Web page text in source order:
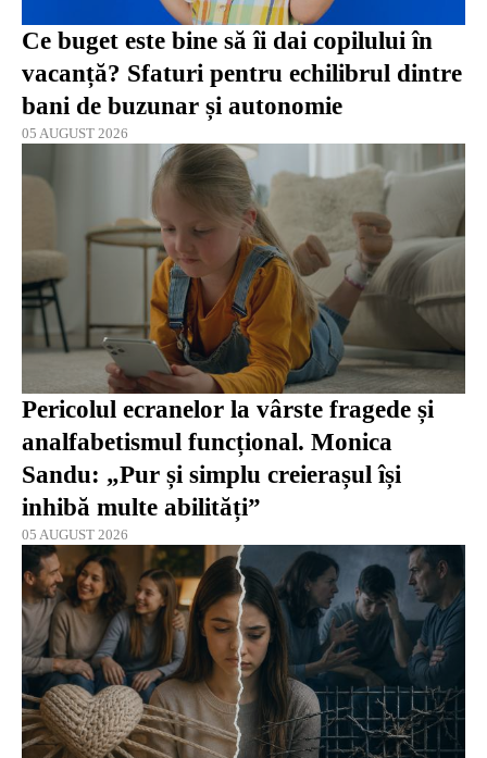
Ce buget este bine să îi dai copilului în
vacanță? Sfaturi pentru echilibrul dintre
bani de buzunar și autonomie
05 AUGUST 2026
Pericolul ecranelor la vârste fragede și
analfabetismul funcțional. Monica
Sandu: „Pur și simplu creierașul își
inhibă multe abilități”
05 AUGUST 2026